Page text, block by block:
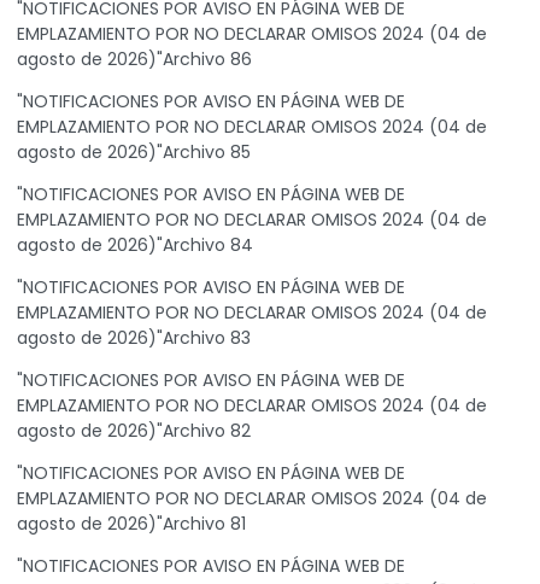
"NOTIFICACIONES POR AVISO EN PÁGINA WEB DE
EMPLAZAMIENTO POR NO DECLARAR OMISOS 2024 (04 de
agosto de 2026)"Archivo 86
"NOTIFICACIONES POR AVISO EN PÁGINA WEB DE
EMPLAZAMIENTO POR NO DECLARAR OMISOS 2024 (04 de
agosto de 2026)"Archivo 85
"NOTIFICACIONES POR AVISO EN PÁGINA WEB DE
EMPLAZAMIENTO POR NO DECLARAR OMISOS 2024 (04 de
agosto de 2026)"Archivo 84
"NOTIFICACIONES POR AVISO EN PÁGINA WEB DE
EMPLAZAMIENTO POR NO DECLARAR OMISOS 2024 (04 de
agosto de 2026)"Archivo 83
"NOTIFICACIONES POR AVISO EN PÁGINA WEB DE
EMPLAZAMIENTO POR NO DECLARAR OMISOS 2024 (04 de
agosto de 2026)"Archivo 82
"NOTIFICACIONES POR AVISO EN PÁGINA WEB DE
EMPLAZAMIENTO POR NO DECLARAR OMISOS 2024 (04 de
agosto de 2026)"Archivo 81
"NOTIFICACIONES POR AVISO EN PÁGINA WEB DE